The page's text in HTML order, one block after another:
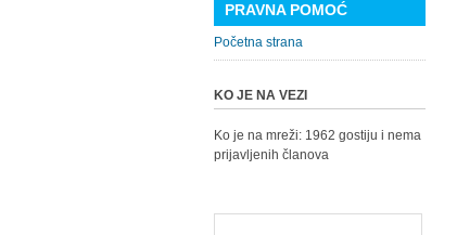
PRAVNA POMOĆ
Početna strana
KO JE NA VEZI
Ko je na mreži: 1962 gostiju i nema
prijavljenih članova